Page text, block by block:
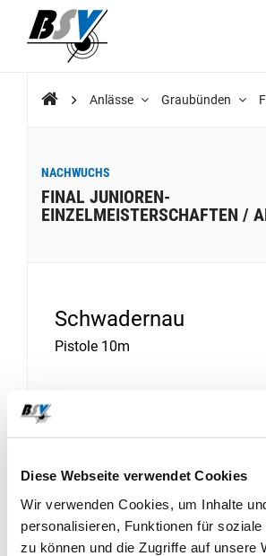
Diese Webseite verwendet Cookies
Wir verwenden Cookies, um Inhalte
personalisieren, Funktionen für soziale
zu können und die Zugriffe auf unsere
Anlässe Graubünden
NACHWUCHS
FINAL JUNIOREN-
EINZELMEISTERSCHAFTEN /
Schwadernau
Pistole 10m
21. März